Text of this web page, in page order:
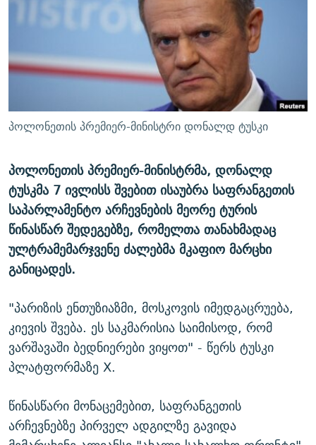
ᲛᲝᲚᲐᲞᲐᲠᲐᲙᲔ ᲢᲔᲥᲡᲢᲔᲑᲘ
ᲚᲘᲢᲔᲠᲐᲢᲣᲠᲣᲚᲘ ᲬᲐᲮᲜᲐᲒᲔᲑᲘ
ᲘᲛᲞᲔᲠᲘᲐ ᲓᲐ ᲠᲐᲓᲘᲝ
ᲩᲔᲛᲘ ᲡᲘᲙᲕᲓᲘᲚᲘᲡ ᲛᲘᲖᲔᲖᲘᲐ COVID-19
ᲡᲐᲞᲐᲠᲚᲐᲛᲔᲜᲢᲝ ᲐᲠᲩᲔᲕᲜᲔᲑᲘᲡ ᲘᲡᲢᲝᲠᲘᲐ
ᲑᲐᲕᲨᲕᲔᲑᲘ ᲞᲠᲝᲡᲢᲘᲢᲣᲪᲘᲐᲨᲘ - ᲐᲛᲝᲣᲗᲥᲛᲔᲚᲘ ᲐᲛᲑᲐᲕᲘ
5 ᲐᲛᲑᲐᲕᲘ - 20 ᲘᲕᲜᲘᲡᲡ ᲓᲐᲨᲐᲕᲔᲑᲣᲚᲔᲑᲘ
ПРИВЕТ ᲙᲣᲚᲢᲣᲠᲐ
ᲒᲐᲛᲝᲘᲬᲔᲠᲔ
რთე/რთ-ის ყველა საიტი
პოლონეთის პრემიერ-მინისტრი დონალდ ტუსკი
პოლონეთის პრემიერ-მინისტრმა, დონალდ
ტუსკმა 7 ივლისს შვებით ისაუბრა საფრანგეთის
საპარლამენტო არჩევნების მეორე ტურის
წინასწარ შედეგებზე, რომელთა თანახმადაც
ულტრამემარჯვენე ძალებმა მკაფიო მარცხი
განიცადეს.
"პარიზის ენთუზიაზმი, მოსკოვის იმედგაცრუება,
კიევის შვება. ეს საკმარისია საიმისოდ, რომ
ვარშავაში ბედნიერები ვიყოთ" - წერს ტუსკი
პლატფორმაზე X.
წინასწარი მონაცემებით, საფრანგეთის
არჩევნებზე პირველ ადგილზე გავიდა